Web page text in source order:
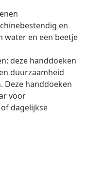
en
water en een beetje
deze handdoeken
duurzaamheid
Deze handdoeken
voor
dagelijkse